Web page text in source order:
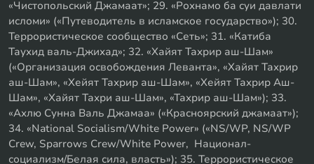
«Чистопольский Джамаат»; 29. «Рохнамо ба суи давлати
исломи» («Путеводитель в исламское государство»); 30.
Террористическое сообщество «Сеть»; 31. «Катиба
Таухид валь-Джихад»; 32. «Хайят Тахрир аш-Шам»
(«Организация освобождения Леванта», «Хайят Тахрир
аш-Шам», «Хейят Тахрир аш-Шам», «Хейят Тахрир Аш-
Шам», «Хайят Тахри аш-Шам», «Тахрир аш-Шам»); 33.
«Ахлю Сунна Валь Джамаа» («Красноярский джамаат»);
34. «National Socialism/White Power» («NS/WP, NS/WP
Crew, Sparrows Crew/White Power, Национал-
социализм/Белая сила, власть»); 35. Террористическое